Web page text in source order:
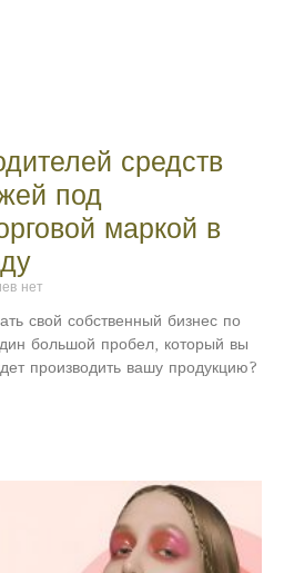
средств
под
маркой в
нет
свой собственный бизнес по
большой пробел, который вы
производить вашу продукцию?